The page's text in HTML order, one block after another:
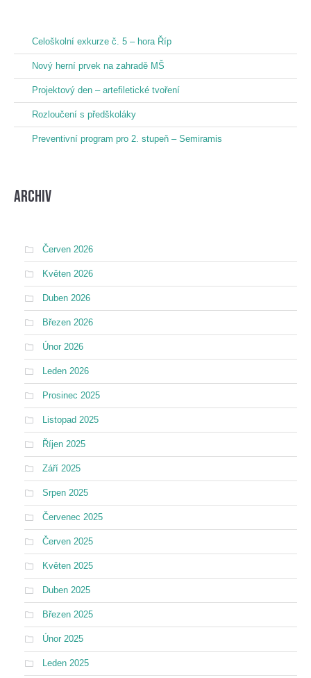
Celoškolní exkurze č. 5 – hora Říp
Nový herní prvek na zahradě MŠ
Projektový den – artefiletické tvoření
Rozloučení s předškoláky
Preventivní program pro 2. stupeň – Semiramis
Archiv
Červen 2026
Květen 2026
Duben 2026
Březen 2026
Únor 2026
Leden 2026
Prosinec 2025
Listopad 2025
Říjen 2025
Září 2025
Srpen 2025
Červenec 2025
Červen 2025
Květen 2025
Duben 2025
Březen 2025
Únor 2025
Leden 2025